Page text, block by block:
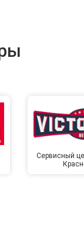
Сервисный